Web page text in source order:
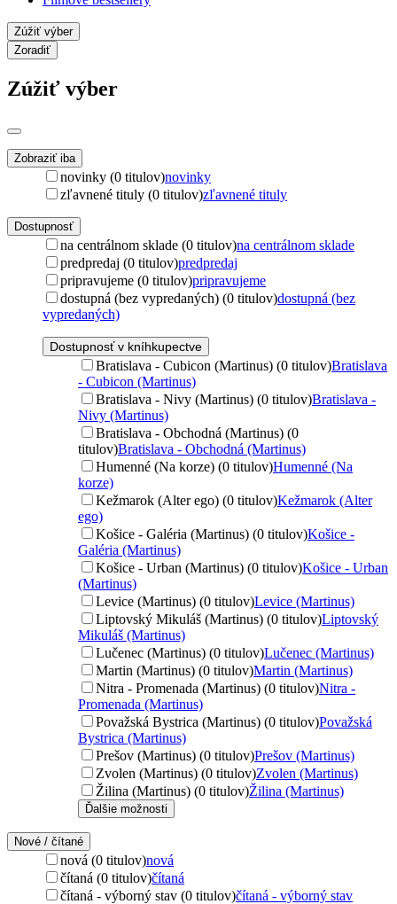
Zúžiť výber
Zoradiť
Zúžiť výber
Zobraziť iba
novinky (0 titulov)novinky
zľavnené tituly (0 titulov)zľavnené tituly
Dostupnosť
na centrálnom sklade (0 titulov)na centrálnom sklade
predpredaj (0 titulov)predpredaj
pripravujeme (0 titulov)pripravujeme
dostupná (bez vypredaných) (0 titulov)dostupná (bez
vypredaných)
Dostupnosť v kníhkupectve
Bratislava - Cubicon (Martinus) (0 titulov)Bratislava
- Cubicon (Martinus)
Bratislava - Nivy (Martinus) (0 titulov)Bratislava -
Nivy (Martinus)
Bratislava - Obchodná (Martinus) (0
titulov)Bratislava - Obchodná (Martinus)
Humenné (Na korze) (0 titulov)Humenné (Na
korze)
Kežmarok (Alter ego) (0 titulov)Kežmarok (Alter
ego)
Košice - Galéria (Martinus) (0 titulov)Košice -
Galéria (Martinus)
Košice - Urban (Martinus) (0 titulov)Košice - Urban
(Martinus)
Levice (Martinus) (0 titulov)Levice (Martinus)
Liptovský Mikuláš (Martinus) (0 titulov)Liptovský
Mikuláš (Martinus)
Lučenec (Martinus) (0 titulov)Lučenec (Martinus)
Martin (Martinus) (0 titulov)Martin (Martinus)
Nitra - Promenada (Martinus) (0 titulov)Nitra -
Promenada (Martinus)
Považská Bystrica (Martinus) (0 titulov)Považská
Bystrica (Martinus)
Prešov (Martinus) (0 titulov)Prešov (Martinus)
Zvolen (Martinus) (0 titulov)Zvolen (Martinus)
Žilina (Martinus) (0 titulov)Žilina (Martinus)
Ďalšie možnosti
Nové / čítané
nová (0 titulov)nová
čítaná (0 titulov)čítaná
čítaná - výborný stav (0 titulov)čítaná - výborný stav